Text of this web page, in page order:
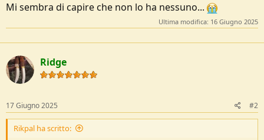
e
Mi sembra di capire che non lo ha nessuno...
Ultima modifica: 16 Giugno 2025
Ridge
17 Giugno 2025 #2
Rikpal ha scritto: